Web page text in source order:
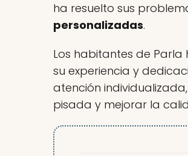
ha resuelto sus
personalizadas.
Los habitantes de
su experiencia y
atención
pisada y mejorar la